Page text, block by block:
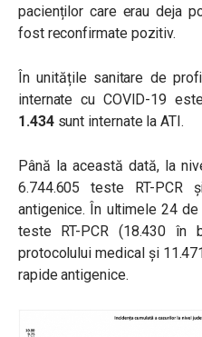
pacienților care erau deja
fost reconfirmate pozitiv.
În unitățile sanitare de
internate cu COVID-19
1.434sunt internate la ATI.
Până la această dată, la
6.744.605 teste RT-
antigenice. În ultimele 24
teste RT-PCR (18.430
protocolului medical și
rapide antigenice.